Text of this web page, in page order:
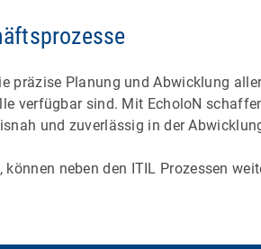
präzise Planung und Abwicklung
verfügbar sind. Mit EcholoN
und zuverlässig in der
neben den ITIL Prozessen